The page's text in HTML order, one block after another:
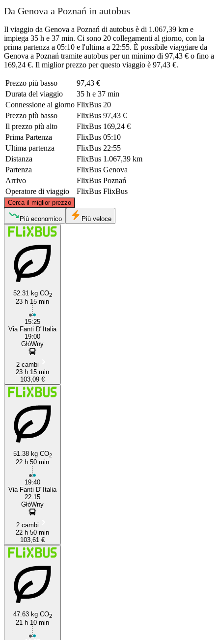
Da Genova a Poznań in autobus
Il viaggio da Genova a Poznań di autobus è di 1.067,39 km e
impiega 35 h e 37 min. Ci sono 20 collegamenti al giorno, con la
prima partenza a 05:10 e l'ultima a 22:55. È possibile viaggiare da
Genova a Poznań tramite autobus per un minimo di 97,43 € o fino a
169,24 €. Il miglior prezzo per questo viaggio è 97,43 €.
Prezzo più basso
97,43 €
Durata del viaggio
35 h e 37 min
Connessione al giorno FlixBus 20
Prezzo più basso
FlixBus 97,43 €
Il prezzo più alto
FlixBus 169,24 €
Prima Partenza
FlixBus 05:10
Ultima partenza
FlixBus 22:55
Distanza
FlixBus 1.067,39 km
Partenza
FlixBus Genova
Arrivo
FlixBus Poznań
Operatore di viaggio
FlixBus FlixBus
Cerca il miglior prezzo
©CARTO
Più economico Più veloce
52.31 kg CO2
23 h 15 min
15:25
Via Fanti D"Italia
19:00
GłóWny
2 cambi
23 h 15 min
103,09 €
51.38 kg CO2
22 h 50 min
19:40
Via Fanti D"Italia
22:15
GłóWny
2 cambi
22 h 50 min
103,61 €
47.63 kg CO2
21 h 10 min